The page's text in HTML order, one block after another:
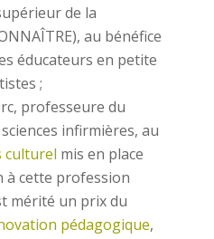
de la
au bénéfice
éducateurs en petite
;
professeure du
infirmières, au
culturel mis en place
cette profession
mérité un prix du
pédagogique,